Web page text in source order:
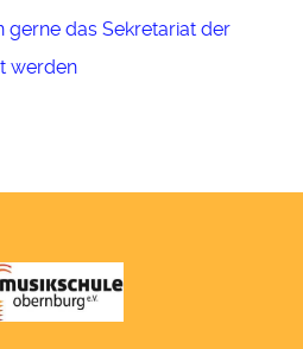
gerne das Sekretariat der
werden